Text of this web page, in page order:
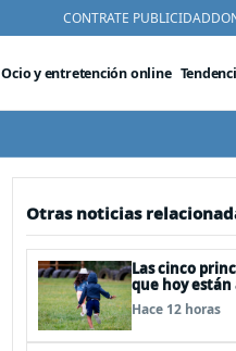
CONTRATE PUBLICIDAD
Ocio y entretención online
Otras noticias
Las cinco
que hoy
desarrollo de
Hace 12 horas